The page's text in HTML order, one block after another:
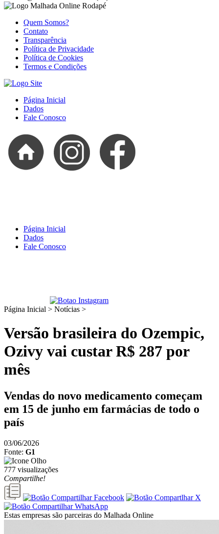
Quem Somos?
Contato
Transparência
Política de Privacidade
Política de Cookies
Termos e Condições
Página Inicial
Dados
Fale Conosco
Página Inicial
Dados
Fale Conosco
Página Inicial > Notícias >
Versão brasileira do Ozempic,
Ozivy vai custar R$ 287 por
mês
Vendas do novo medicamento começam
em 15 de junho em farmácias de todo o
país
03/06/2026
Fonte: G1
777 visualizações
Compartilhe!
Estas empresas são parceiras do Malhada Online